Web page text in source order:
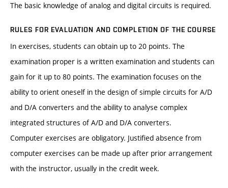
The basic knowledge of analog and digital circuits is required.
RULES FOR EVALUATION AND COMPLETION OF THE COURSE
In exercises, students can obtain up to 20 points. The
examination proper is a written examination and students can
gain for it up to 80 points. The examination focuses on the
ability to orient oneself in the design of simple circuits for A/D
and D/A converters and the ability to analyse complex
integrated structures of A/D and D/A converters.
Computer exercises are obligatory. Justified absence from
computer exercises can be made up after prior arrangement
with the instructor, usually in the credit week.